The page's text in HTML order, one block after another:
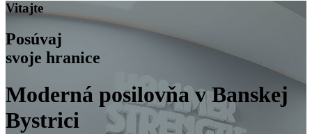
Vitajte
Posúvaj
svoje hranice
Moderná posilovňa v Banskej
Bystrici